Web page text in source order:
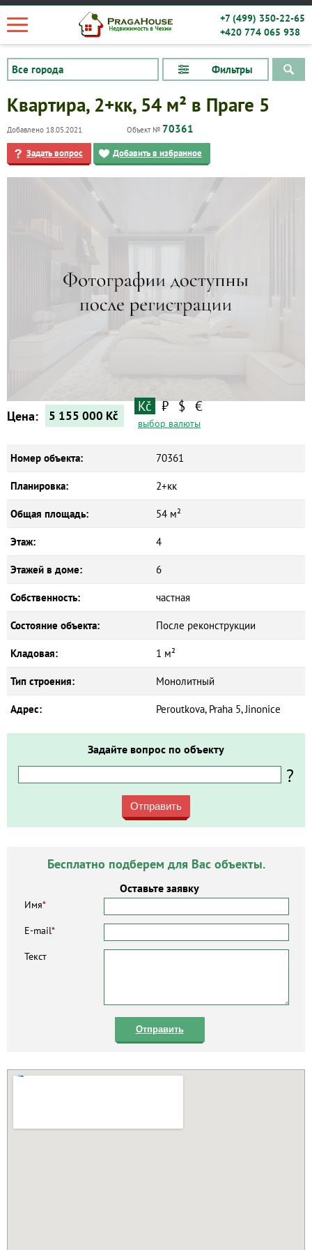
+7 (499) 350-22-65
+420 774 065 938
Фильтры
Квартира, 2+кк, 54 м² в Праге 5
Добавлено 18.05.2021 Объект № 70361
Задать вопрос Добавить в избранное
Цена: 5 155 000 Kč
Kč ₽ $ €
выбор валюты
Номер объекта: 70361
Планировка: 2+кк
Общая площадь: 54 м²
Этаж: 4
Этажей в доме: 6
Собственность: частная
Состояние объекта: После реконструкции
Кладовая: 1 м²
Тип строения: Монолитный
Адрес: Peroutkova, Praha 5, Jinonice
Задайте вопрос по объекту
?
Отправить
Бесплатно подберем для Вас объекты.
Оставьте заявку
Имя*
E-mail*
Текст
Отправить